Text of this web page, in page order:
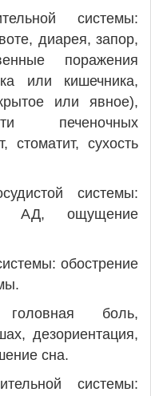
системы:
диарея, запор,
поражения
или кишечника,
или явное),
печеночных
стоматит, сухость
системы:
АД, ощущение
обострение
боль,
дезориентация,
сна.
системы: